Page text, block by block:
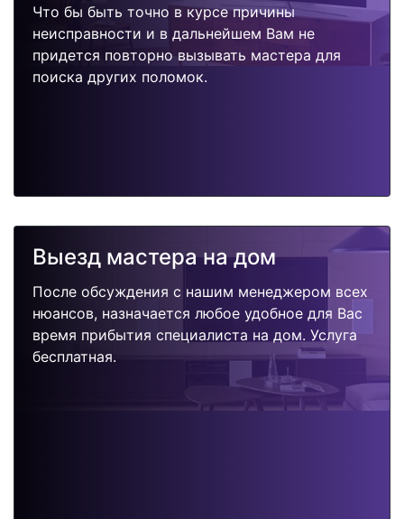
Что бы быть точно в курсе причины
неисправности и в дальнейшем Вам не
придется повторно вызывать мастера для
поиска других поломок.
Выезд мастера на дом
После обсуждения с нашим менеджером всех
нюансов, назначается любое удобное для Вас
время прибытия специалиста на дом. Услуга
бесплатная.